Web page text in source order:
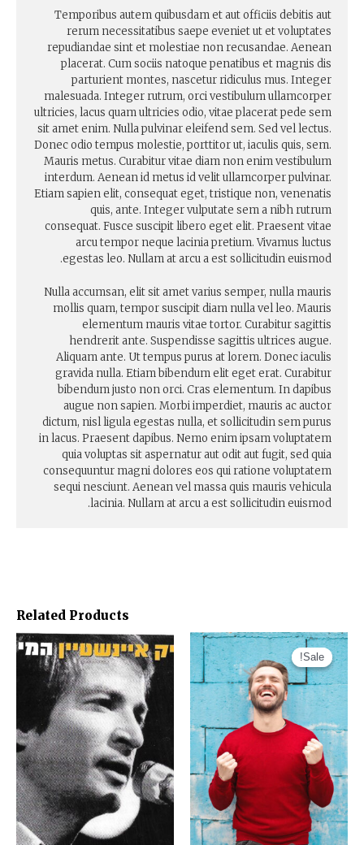
Related Products
Sale!
Sale!
Temporibus autem quibusdam et aut officiis debitis aut
rerum necessitatibus saepe eveniet ut et voluptates
repudiandae sint et molestiae non recusandae. Aenean
placerat. Cum sociis natoque penatibus et magnis dis
parturient montes, nascetur ridiculus mus. Integer
malesuada. Integer rutrum, orci vestibulum ullamcorper
ultricies, lacus quam ultricies odio, vitae placerat pede sem
sit amet enim. Nulla pulvinar eleifend sem. Sed vel lectus.
Donec odio tempus molestie, porttitor ut, iaculis quis, sem.
Mauris metus. Curabitur vitae diam non enim vestibulum
interdum. Aenean id metus id velit ullamcorper pulvinar.
Etiam sapien elit, consequat eget, tristique non, venenatis
quis, ante. Integer vulputate sem a nibh rutrum
consequat. Fusce suscipit libero eget elit. Praesent vitae
arcu tempor neque lacinia pretium. Vivamus luctus
egestas leo. Nullam at arcu a est sollicitudin euismod.
Nulla accumsan, elit sit amet varius semper, nulla mauris
mollis quam, tempor suscipit diam nulla vel leo. Mauris
elementum mauris vitae tortor. Curabitur sagittis
hendrerit ante. Suspendisse sagittis ultrices augue.
Aliquam ante. Ut tempus purus at lorem. Donec iaculis
gravida nulla. Etiam bibendum elit eget erat. Curabitur
bibendum justo non orci. Cras elementum. In dapibus
augue non sapien. Morbi imperdiet, mauris ac auctor
dictum, nisl ligula egestas nulla, et sollicitudin sem purus
in lacus. Praesent dapibus. Nemo enim ipsam voluptatem
quia voluptas sit aspernatur aut odit aut fugit, sed quia
consequuntur magni dolores eos qui ratione voluptatem
sequi nesciunt. Aenean vel massa quis mauris vehicula
lacinia. Nullam at arcu a est sollicitudin euismod.